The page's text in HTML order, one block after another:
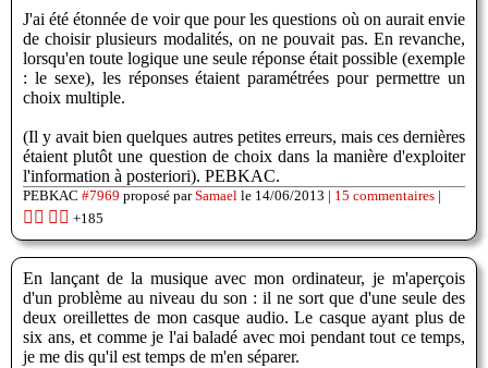
J'ai été étonnée de voir que pour les questions où on aurait envie
de choisir plusieurs modalités, on ne pouvait pas. En revanche,
lorsqu'en toute logique une seule réponse était possible (exemple
: le sexe), les réponses étaient paramétrées pour permettre un
choix multiple.
(Il y avait bien quelques autres petites erreurs, mais ces dernières
étaient plutôt une question de choix dans la manière d'exploiter
l'information à posteriori). PEBKAC.
PEBKAC #7969 proposé parSamael le 14/06/2013 | 15 commentaires |
👍🏽 👎🏽 +185
En lançant de la musique avec mon ordinateur, je m'aperçois
d'un problème au niveau du son : il ne sort que d'une seule des
deux oreillettes de mon casque audio. Le casque ayant plus de
six ans, et comme je l'ai baladé avec moi pendant tout ce temps,
je me dis qu'il est temps de m'en séparer.